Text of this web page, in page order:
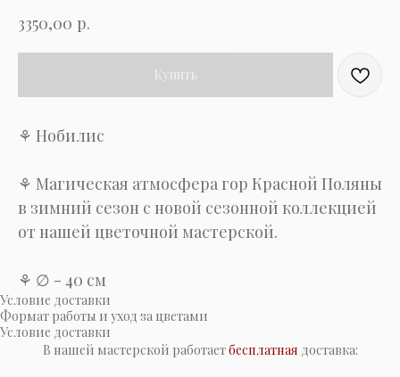
3350,00 р.
Купить
⚘ Нобилис
⚘ Магическая атмосфера гор Красной Поляны
в зимний сезон с новой сезонной коллекцией
от нашей цветочной мастерской.
⚘ ∅ - 40 см
Условие доставки
Формат работы и уход за цветами
Условие доставки
В нашей мастерской работаетбесплатная доставка: